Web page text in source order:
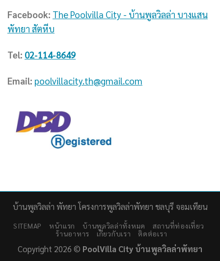
Facebook: The Poolvilla City - บ้านพูลวิลล่า บางแสน
พัทยา สัตหีบ
Tel: 02-114-8649
Email: poolvillacity.th@gmail.com
บ้านพูลวิลล่า พัทยา โครงการพูลวิลล่าพัทยา ชลบุรี จอมเทียน
SITEMAP หน้าแรก บ้านพูลวิลล่าทั้งหมด
สถานที่ท่องเที่ยว
ร้านอาหาร
เกี่ยวกับเรา ติดต่อเรา
Copyright 2026 © PoolVilla City บ้านพูลวิลล่าพัทยา